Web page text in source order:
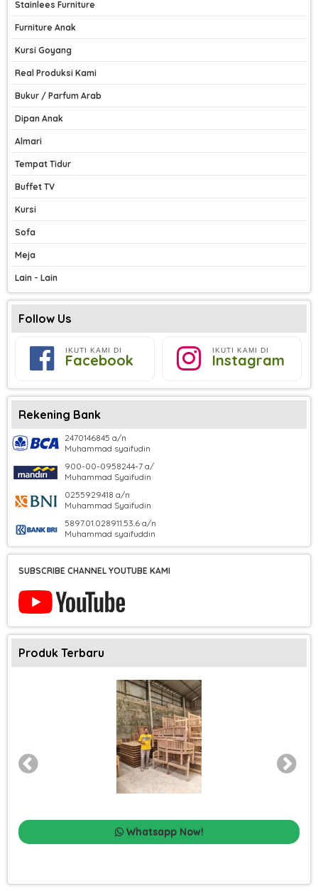
Stainlees Furniture
Furniture Anak
Kursi Goyang
Real Produksi Kami
Bukur / Parfum Arab
Dipan Anak
Almari
Tempat Tidur
Buffet TV
Kursi
Sofa
Meja
Lain - Lain
Follow Us
IKUTI KAMI DI
Facebook
IKUTI KAMI DI
Instagram
Rekening Bank
2470146845 a/n
Muhammad syaifudin
900-00-0958244-7 a/
Muhammad Syaifudin
0255929418 a/n
Muhammad Syaifudin
5897.01.028911.53.6 a/n
Muhammad syaifuddin
SUBSCRIBE CHANNEL YOUTUBE KAMI
Produk Terbaru
Whatsapp Now!